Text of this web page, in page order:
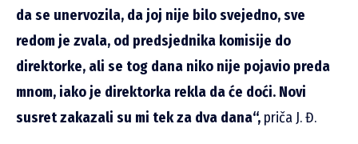
da se unervozila, da joj nije bilo svejedno, sve
redom je zvala, od predsjednika komisije do
direktorke, ali se tog dana niko nije pojavio preda
mnom, iako je direktorka rekla da će doći. Novi
susret zakazali su mi tek za dva dana“, priča J. Đ.